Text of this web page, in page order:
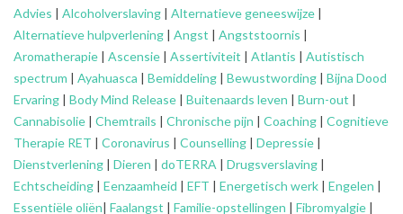
Advies | Alcoholverslaving | Alternatieve geneeswijze |
Alternatieve hulpverlening | Angst | Angststoornis |
Aromatherapie | Ascensie | Assertiviteit | Atlantis | Autistisch
spectrum | Ayahuasca | Bemiddeling | Bewustwording | Bijna Dood
Ervaring | Body Mind Release | Buitenaards leven | Burn-out |
Cannabisolie | Chemtrails | Chronische pijn | Coaching | Cognitieve
Therapie RET | Coronavirus | Counselling | Depressie |
Dienstverlening | Dieren | doTERRA | Drugsverslaving |
Echtscheiding | Eenzaamheid | EFT | Energetisch werk | Engelen |
Essentiële oliën| Faalangst | Familie-opstellingen | Fibromyalgie |